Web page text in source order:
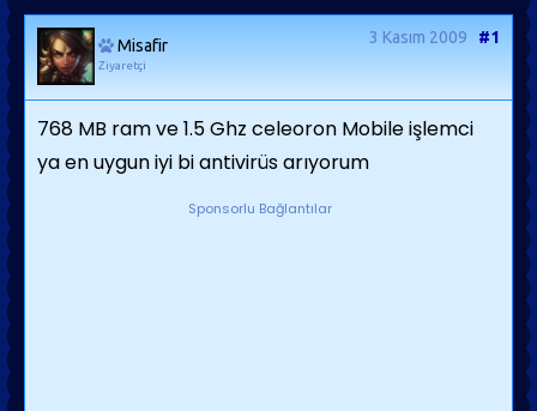
Misafir
Ziyaretçi
3 Kasım 2009 #1
768 MB ram ve 1.5 Ghz celeoron Mobile işlemci
ya en uygun iyi bi antivirüs arıyorum
Sponsorlu Bağlantılar